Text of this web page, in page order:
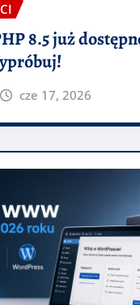
8.5 już
cze 17, 2026